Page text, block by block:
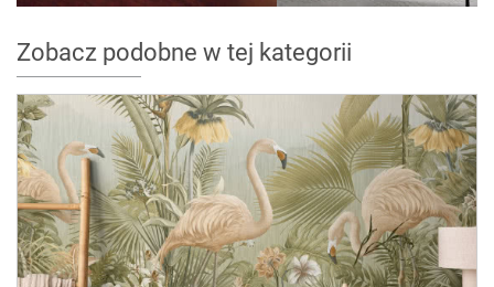
Zobacz podobne w tej kategorii